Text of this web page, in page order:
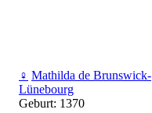
♀ Mathilda de Brunswick-
Lünebourg
Geburt: 1370